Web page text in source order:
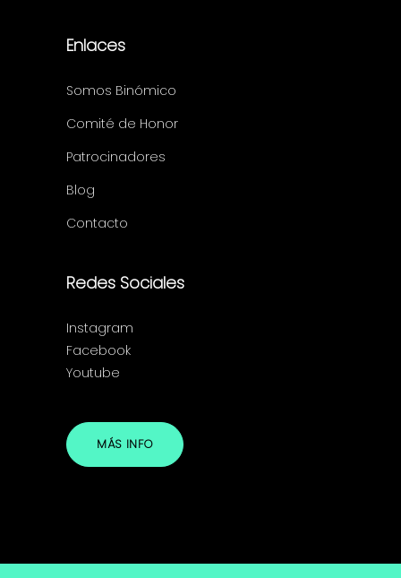
Enlaces
Somos Binómico
Comité de Honor
Patrocinadores
Blog
Contacto
Redes Sociales
Instagram
Facebook
Youtube
MÁS INFO